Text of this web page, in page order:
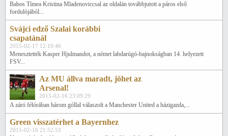
Babos Tímea Kristina Mladenoviccsal az oldalán továbbjutott a páros első
fordulójából...
Svájci edző Szalai korábbi
csapatánál
2015-02-17 12:10:46
Menesztették Kasper Hjulmandot, a német labdarúgó-bajnokságban 14. helyezett
FSV...
Az MU állva maradt, jöhet az
Arsenal!
2015-02-16 23:09:29
A záró félórában három góllal válaszolt a Manchester United a házigazda,...
Green visszatérhet a Bayernhez
2015-02-16 21:52:53